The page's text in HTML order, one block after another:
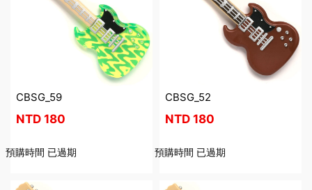
CBSG_59
NTD 180
預購時間 已過期
CBSG_52
NTD 180
預購時間 已過期